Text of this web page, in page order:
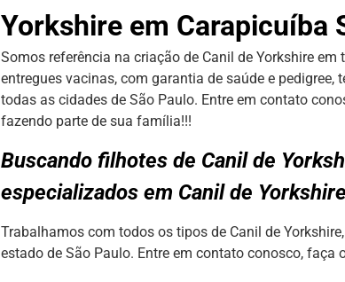
Yorkshire em Carapicuíba
Somos referência na criação de Canil de Yorkshire
entregues vacinas, com garantia de saúde e pedigree,
todas as cidades de São Paulo. Entre em contato
fazendo parte de sua família!!!
Buscando filhotes de Canil de
especializados em Canil de Yorkshire
Trabalhamos com todos os tipos de Canil de
estado de São Paulo. Entre em contato conosco, faça